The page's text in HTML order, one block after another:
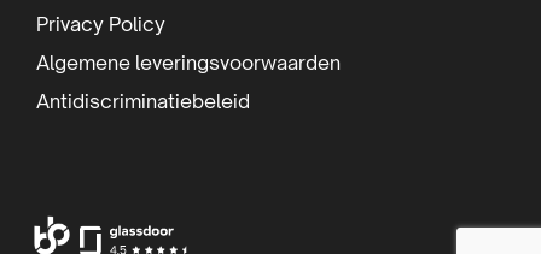
Privacy Policy
Algemene leveringsvoorwaarden
Antidiscriminatiebeleid